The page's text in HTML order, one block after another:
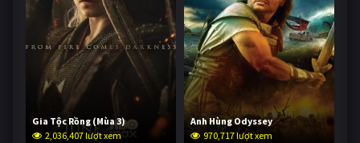
Gia Tộc Rồng (Mùa 3)
2,036,407 lượt xem
Anh Hùng Odyssey
970,717 lượt xem